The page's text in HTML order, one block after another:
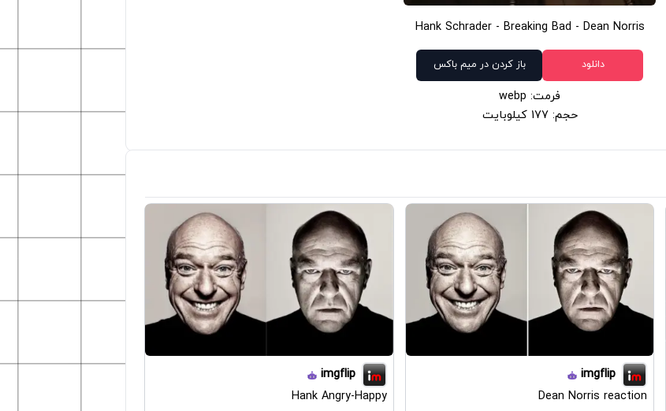
Hank Schrader - Breaking Bad - Dean Norris
دانلود باز کردن در میم باکس
فرمت: webp
حجم: 177 کیلوبایت
imgflip
Dean Norris reaction
imgflip
Hank Angry-Happy